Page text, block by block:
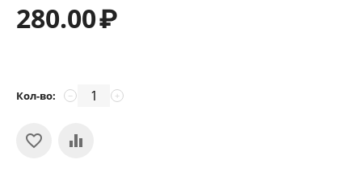
280.00₽
Кол-во: +
−